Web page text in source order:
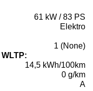
61 kW / 83 PS
Elektro
1 (None)
14,5 kWh/100km
0 g/km
A